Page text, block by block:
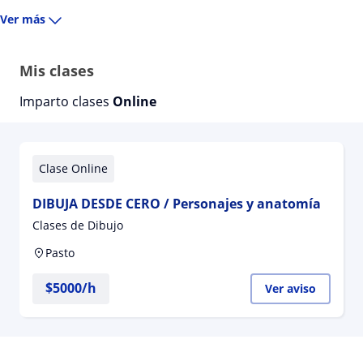
Ver más
Mis clases
Imparto clases Online
Clase Online
DIBUJA DESDE CERO / Personajes y anatomía
Clases de Dibujo
Pasto
$5000/h Ver aviso